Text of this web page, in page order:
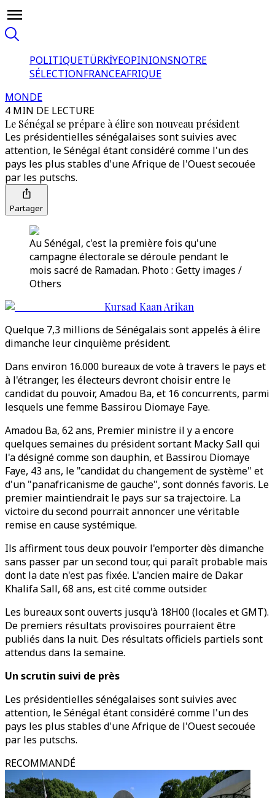
POLITIQUETÜRKİYEOPINIONSNOTRE
SÉLECTIONFRANCEAFRIQUE
MONDE
4 MIN DE LECTURE
Le Sénégal se prépare à élire son nouveau président
Les présidentielles sénégalaises sont suivies avec
attention, le Sénégal étant considéré comme l'un des
pays les plus stables d'une Afrique de l'Ouest secouée
par les putschs.
Partager
Au Sénégal, c'est la première fois qu'une
campagne électorale se déroule pendant le
mois sacré de Ramadan. Photo : Getty images /
Others
Kursad Kaan Arikan
Quelque 7,3 millions de Sénégalais sont appelés à élire
dimanche leur cinquième président.
Dans environ 16.000 bureaux de vote à travers le pays et
à l'étranger, les électeurs devront choisir entre le
candidat du pouvoir, Amadou Ba, et 16 concurrents, parmi
lesquels une femme Bassirou Diomaye Faye.
Amadou Ba, 62 ans, Premier ministre il y a encore
quelques semaines du président sortant Macky Sall qui
l'a désigné comme son dauphin, et Bassirou Diomaye
Faye, 43 ans, le "candidat du changement de système" et
d'un "panafricanisme de gauche", sont donnés favoris. Le
premier maintiendrait le pays sur sa trajectoire. La
victoire du second pourrait annoncer une véritable
remise en cause systémique.
Ils affirment tous deux pouvoir l'emporter dès dimanche
sans passer par un second tour, qui paraît probable mais
dont la date n'est pas fixée. L'ancien maire de Dakar
Khalifa Sall, 68 ans, est cité comme outsider.
Les bureaux sont ouverts jusqu'à 18H00 (locales et GMT).
De premiers résultats provisoires pourraient être
publiés dans la nuit. Des résultats officiels partiels sont
attendus dans la semaine.
Un scrutin suivi de près
Les présidentielles sénégalaises sont suivies avec
attention, le Sénégal étant considéré comme l'un des
pays les plus stables d'une Afrique de l'Ouest secouée
par les putschs.
RECOMMANDÉ